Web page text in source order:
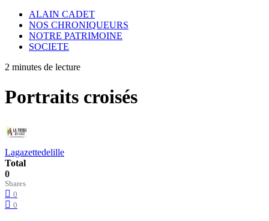
ALAIN CADET
NOS CHRONIQUEURS
NOTRE PATRIMOINE
SOCIETE
2 minutes de lecture
Portraits croisés
Lagazettedelille
Total
0
Shares
0
0